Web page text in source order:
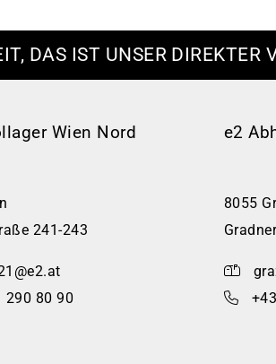
DAS IST UNSER DIREKTER
Wien Nord
241-243
290 80 90
e2
8055